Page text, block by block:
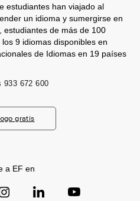
estudiantes han viajado al
un idioma y sumergirse en
estudiantes de más de 100
9 idiomas disponibles en
de Idiomas en 19 países
933 672 600
gratis
a EF en